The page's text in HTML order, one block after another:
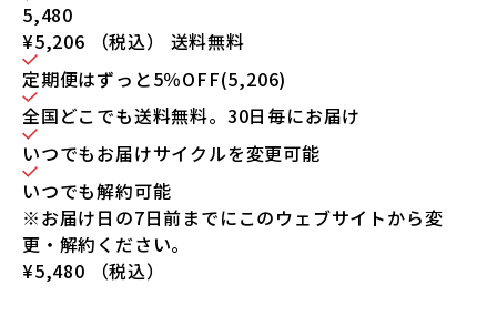
5,480
¥5,206
（税込）
送料無料
定期便はずっと5％OFF(5,206)
全国どこでも送料無料。30日毎にお届け
いつでもお届けサイクルを変更可能
いつでも解約可能
※お届け日の7日前までにこのウェブサイトから変
更・解約ください。
¥5,480
（税込）